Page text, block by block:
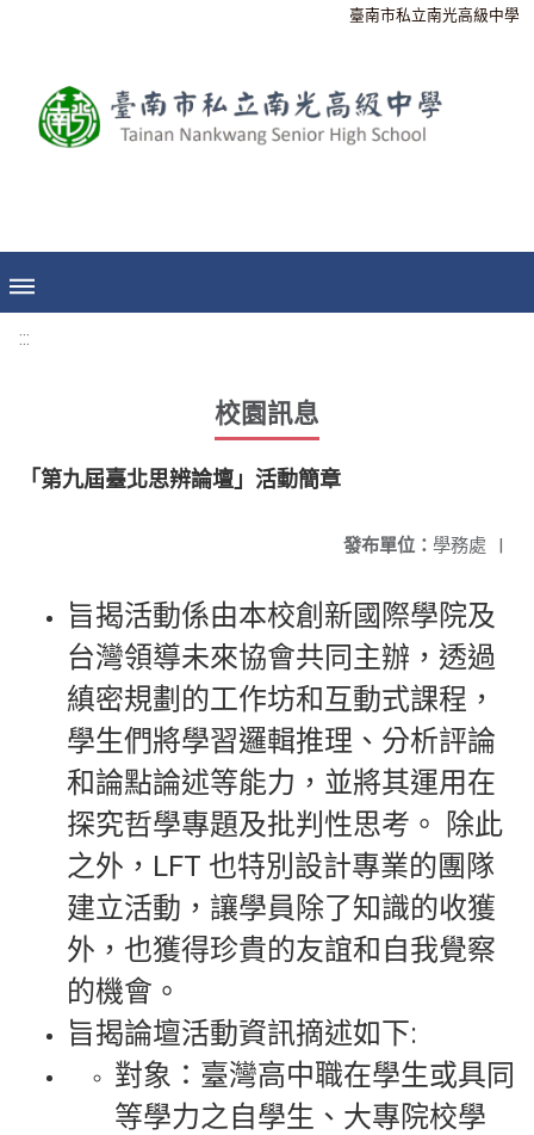
臺南市私立南光高級中學
:::
校園訊息
「第九屆臺北思辨論壇」活動簡章
發布單位： 學務處 |
旨揭活動係由本校創新國際學院及
台灣領導未來協會共同主辦，透過
縝密規劃的工作坊和互動式課程，
學生們將學習邏輯推理、分析評論
和論點論述等能力，並將其運用在
探究哲學專題及批判性思考。 除此
之外，LFT 也特別設計專業的團隊
建立活動，讓學員除了知識的收獲
外，也獲得珍貴的友誼和自我覺察
的機會。
旨揭論壇活動資訊摘述如下:
對象：臺灣高中職在學生或具同
等學力之自學生、大專院校學